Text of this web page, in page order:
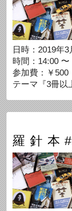
日時：2019年3
時間：14:00 〜
参加費：￥500
テーマ『3冊以
羅 針 本